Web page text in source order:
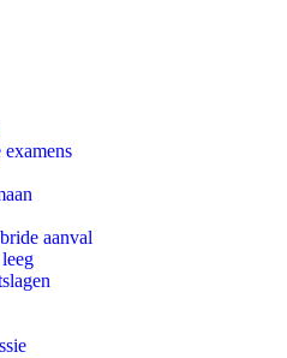
aanval